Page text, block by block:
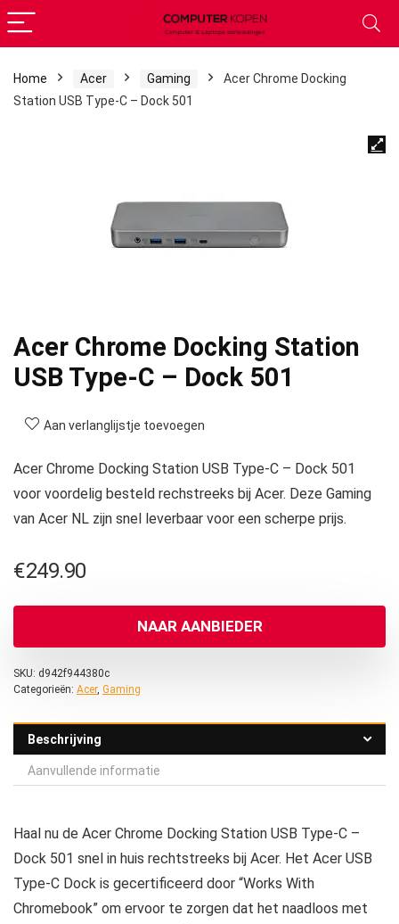
Home Acer Gaming
Acer Chrome Docking
Station USB Type-C – Dock 501
Acer Chrome Docking Station
USB Type-C – Dock 501
Aan verlanglijstje toevoegen
Acer Chrome Docking Station USB Type-C – Dock 501
voor voordelig besteld rechstreeks bij Acer. Deze Gaming
van Acer NL zijn snel leverbaar voor een scherpe prijs.
€249.90
NAAR AANBIEDER
SKU: d942f944380c
Categorieën: Acer, Gaming
Beschrijving
Aanvullende informatie
Haal nu de Acer Chrome Docking Station USB Type-C –
Dock 501 snel in huis rechtstreeks bij Acer. Het Acer USB
Type-C Dock is gecertificeerd door “Works With
Chromebook” om ervoor te zorgen dat het naadloos met